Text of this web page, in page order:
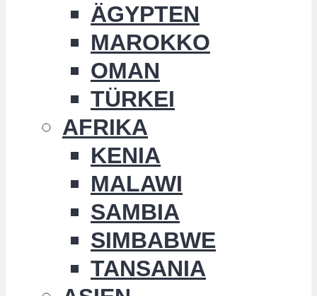
ÄGYPTEN
MAROKKO
OMAN
TÜRKEI
AFRIKA
KENIA
MALAWI
SAMBIA
SIMBABWE
TANSANIA